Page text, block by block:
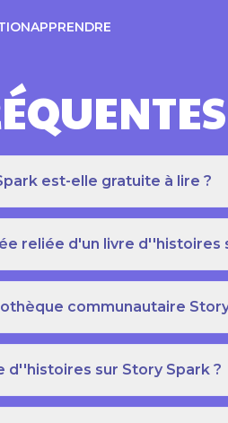
APPRENDRE
est-elle gratuite à lire ?
reliée d'un livre d''histoires
communautaire
d''histoires sur Story Spark ?